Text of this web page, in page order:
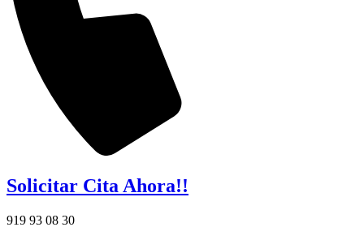
Solicitar Cita Ahora!!
919 93 08 30